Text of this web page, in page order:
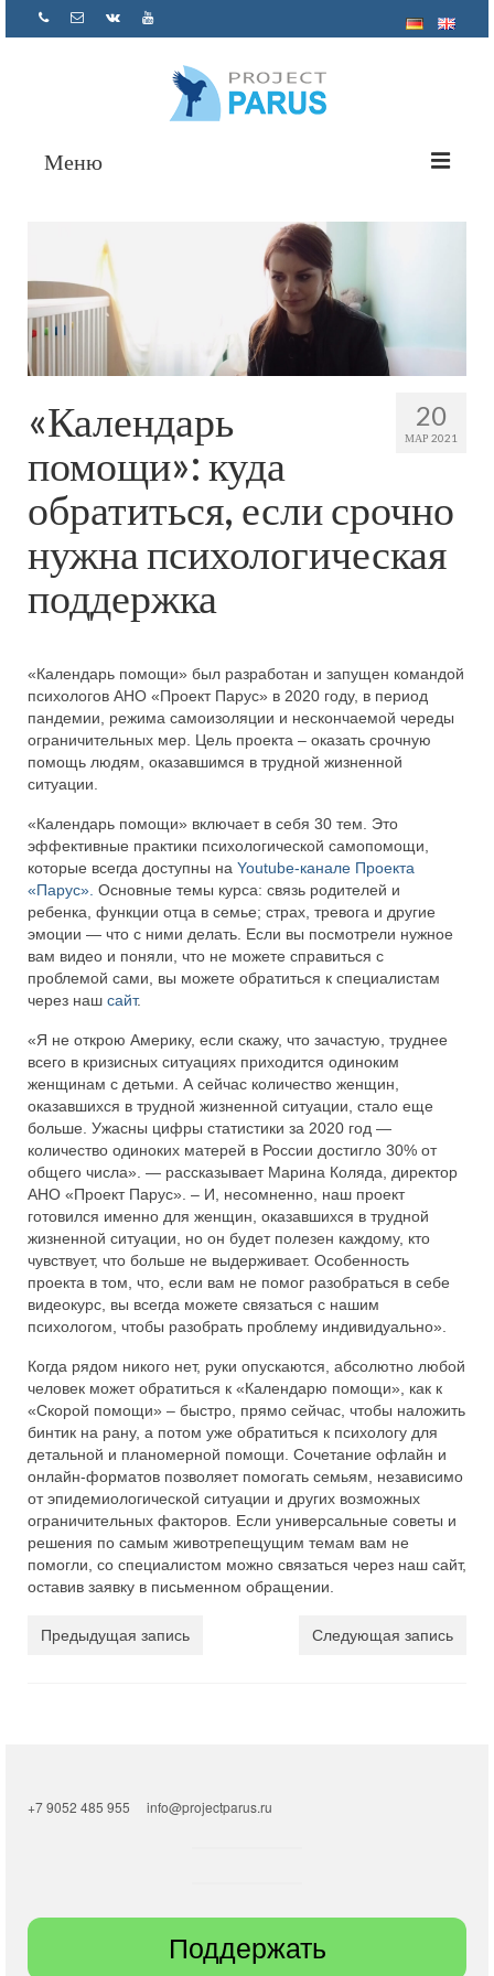
Меню
Проекты
Помощь психолога
Как помочь
20
МАР 2021
«Календарь
помощи»: куда
обратиться, если срочно
нужна психологическая
поддержка
«Календарь помощи» был разработан и запущен командой
психологов АНО «Проект Парус» в 2020 году, в период
пандемии, режима самоизоляции и нескончаемой череды
ограничительных мер. Цель проекта – оказать срочную
помощь людям, оказавшимся в трудной жизненной
ситуации.
«Календарь помощи» включает в себя 30 тем. Это
эффективные практики психологической самопомощи,
которые всегда доступны на Youtube-канале Проекта
«Парус». Основные темы курса: связь родителей и
ребенка, функции отца в семье; страх, тревога и другие
эмоции — что с ними делать. Если вы посмотрели нужное
вам видео и поняли, что не можете справиться с
проблемой сами, вы можете обратиться к специалистам
через наш сайт.
«Я не открою Америку, если скажу, что зачастую, труднее
всего в кризисных ситуациях приходится одиноким
женщинам с детьми. А сейчас количество женщин,
оказавшихся в трудной жизненной ситуации, стало еще
больше. Ужасны цифры статистики за 2020 год —
количество одиноких матерей в России достигло 30% от
общего числа». — рассказывает Марина Коляда, директор
АНО «Проект Парус». – И, несомненно, наш проект
готовился именно для женщин, оказавшихся в трудной
жизненной ситуации, но он будет полезен каждому, кто
чувствует, что больше не выдерживает. Особенность
проекта в том, что, если вам не помог разобраться в себе
видеокурс, вы всегда можете связаться с нашим
психологом, чтобы разобрать проблему индивидуально».
Когда рядом никого нет, руки опускаются, абсолютно любой
человек может обратиться к «Календарю помощи», как к
«Скорой помощи» – быстро, прямо сейчас, чтобы наложить
бинтик на рану, а потом уже обратиться к психологу для
детальной и планомерной помощи. Сочетание офлайн и
онлайн-форматов позволяет помогать семьям, независимо
от эпидемиологической ситуации и других возможных
ограничительных факторов. Если универсальные советы и
решения по самым животрепещущим темам вам не
помогли, со специалистом можно связаться через наш сайт,
оставив заявку в письменном обращении.
Предыдущая запись Следующая запись
+7 9052 485 955 info@projectparus.ru
Поддержать